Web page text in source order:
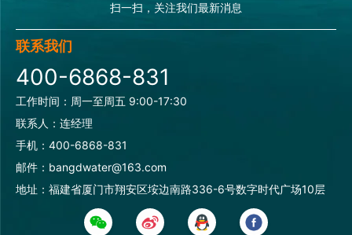
扫一扫，关注我们最新消息
联系我们
400-6868-831
工作时间：周一至周五 9:00-17:30
联系人：连经理
手机：400-6868-831
邮件：bangdwater@163.com
地址：福建省厦门市翔安区垵边南路336-6号数字时代广场10层